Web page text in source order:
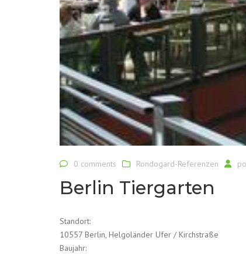
0 comments Rondogard-Referenzen
Berlin Tiergarten
Standort:
10557 Berlin, Helgoländer Ufer / Kirchstraße
Baujahr: